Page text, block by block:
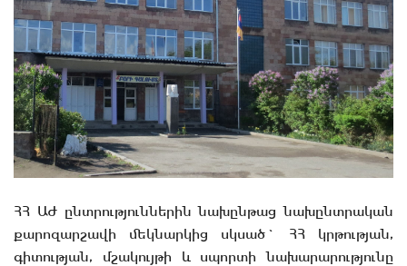
ՀՀ ԱԺ ընտրություններին նախընթաց նախընտրական
քարոզարշավի մեկնարկից սկսած` ՀՀ կրթության,
գիտության, մշակույթի և սպորտի նախարարությունը